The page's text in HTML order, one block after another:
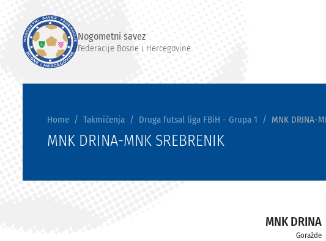
Nogometni savez
Federacije Bosne i Hercegovine
Home Takmičenja Druga futsal liga FBiH - Grupa 1 MNK DRINA-
MNK DRINA-MNK SREBRENIK
MNK DRINA
Goražde